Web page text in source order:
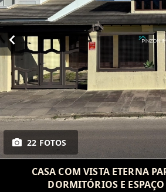
22 FOTOS
CASA COM VISTA ETERNA
DORMITÓRIOS E